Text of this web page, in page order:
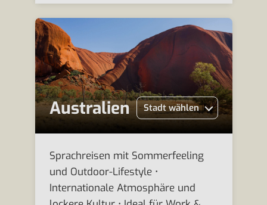
Australien Stadt wählen
Sprachreisen mit Sommerfeeling
und Outdoor-Lifestyle •
Internationale Atmosphäre und